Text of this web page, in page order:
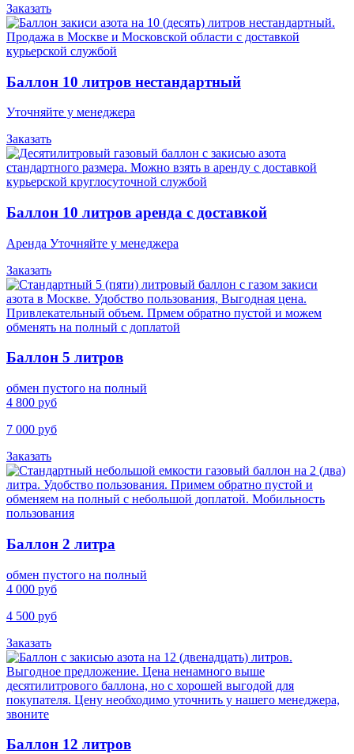
Заказать
Баллон 10 литров нестандартный
Уточняйте у менеджера
Заказать
Баллон 10 литров аренда с доставкой
Аренда Уточняйте у менеджера
Заказать
Баллон 5 литров
обмен пустого на полный
4 800 руб
7 000 руб
Заказать
Баллон 2 литра
обмен пустого на полный
4 000 руб
4 500 руб
Заказать
Баллон 12 литров